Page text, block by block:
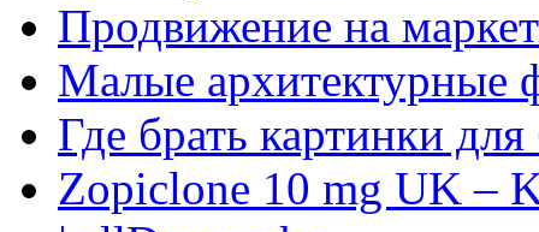
Продвижение на
Малые архитектурные
Где брать картинки
Zopiclone 10 mg UK –